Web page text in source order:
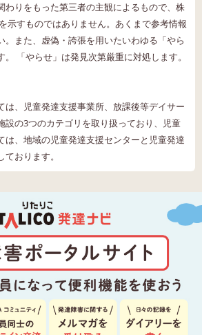
わりをもった第三者の主観によるもので、株
示すものではありません。あくまで参考情報
。また、虚偽・誇張を用いたいわゆる「やら
「やらせ」は発見次第厳重に対処します。
は、児童発達支援事業所、放課後等デイサー
設の3つのカテゴリを取り扱っており、児童
は、地域の児童発達支援センターと児童発達
おります。